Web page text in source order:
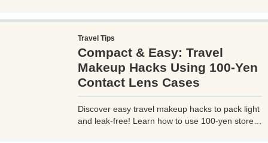
when using UBER, as if you are not careful, you
may be hit with an unexpectedly high bill.
Travel Tips
Compact & Easy: Travel
Makeup Hacks Using 100-Yen
Contact Lens Cases
Discover easy travel makeup hacks to pack light
and leak-free! Learn how to use 100-yen store